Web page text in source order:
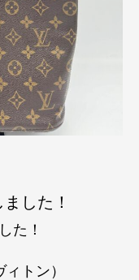
した！
た！
トン）